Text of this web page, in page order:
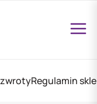
zwrotyRegulamin